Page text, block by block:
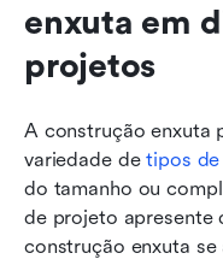
enxuta em
projetos
A construção enxuta
variedade de tipos
do tamanho ou
de projeto apresente
construção enxuta